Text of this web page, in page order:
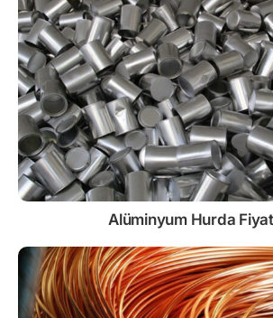
Alüminyum Hurda